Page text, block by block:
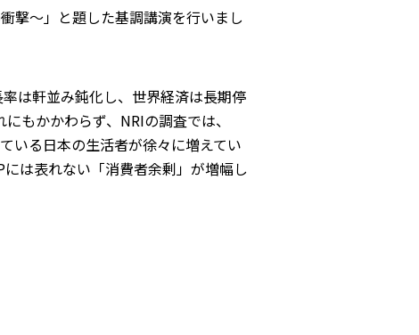
撃～」と題した基調講演を行いまし
は軒並み鈍化し、世界経済は長期停
もかかわらず、NRIの調査では、
いる日本の生活者が徐々に増えてい
は表れない「消費者余剰」が増幅し